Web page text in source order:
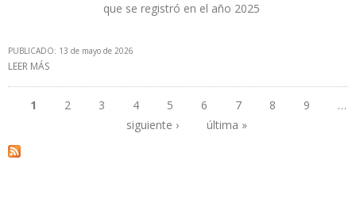
que se registró en el año 2025
PUBLICADO: 13 de mayo de 2026
LEER MÁS
Páginas
1 2 3 4 5 6 7 8 9
…
siguiente ›
última »